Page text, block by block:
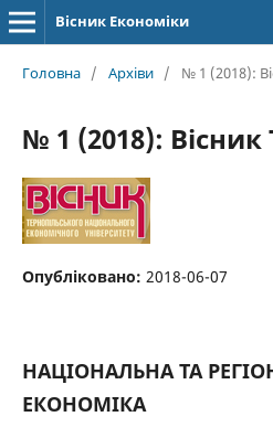
Вісник Економіки
Головна / Архіви / № 1 (2018):
№ 1 (2018): Вісник
Опубліковано: 2018-06-07
НАЦІОНАЛЬНА ТА
ЕКОНОМІКА